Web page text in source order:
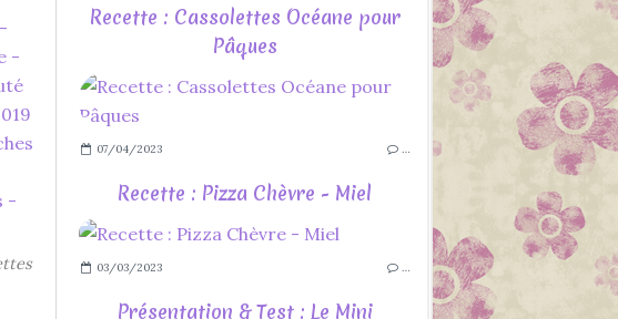
Recette : Cassolettes Océane pour
Pâques
07/04/2023 …
Recette : Pizza Chèvre - Miel
03/03/2023 …
Présentation & Test : Le Mini